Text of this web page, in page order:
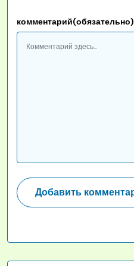
комментарий(обязательно)